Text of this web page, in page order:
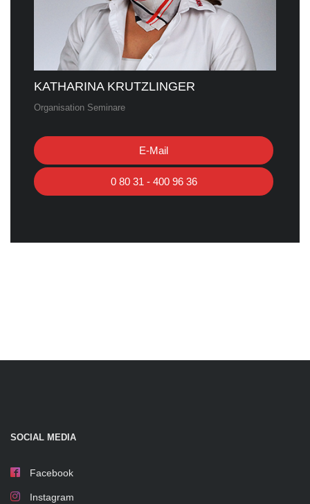
KATHARINA KRUTZLINGER
Organisation Seminare
E-Mail
0 80 31 - 400 96 36
SOCIAL MEDIA
Facebook
Instagram